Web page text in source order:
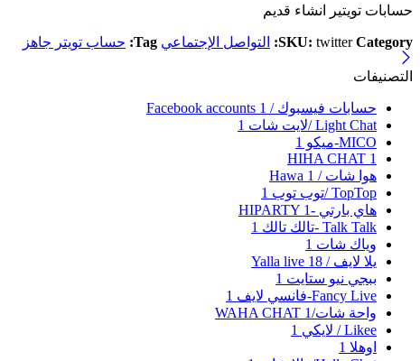
حسابات تويتير انشاء قديم
SKU: twitter Category: التواصل الإجتماعي Tag: حساب تويتر جاهز
التصنيفات
حسابات فيسبوك / Facebook accounts 1
Light Chat /لايت شات
1
MICO-ميكو
1
HIHA CHAT 1
هوا شات / Hawa 1
TopTop /توب توب
1
هاي بارتي -HIPARTY1
Talk Talk -تالك تالك
1
وياك شات 1
يلا لايف / Yalla live 18
ببجي نيو ستايت 1
Fancy Live-فانسي لايف
1
واحة شات/WAHA CHAT1
Likee / لايكي
1
اوهلا 1